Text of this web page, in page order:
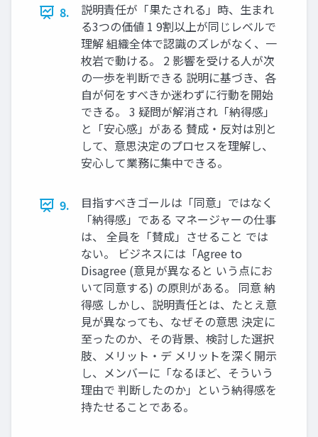
8.
説明責任が「果たされる」時、生まれ
る3つの価値 1 9割以上が同じレベルで
理解 組織全体で認識のズレがなく、一
枚岩で動ける。 2 影響を受ける人が次
の一歩を判断できる 説明に基づき、各
自が何をすべきか迷わずに行動を開始
できる。 3 疑問が解消され「納得感」
と「安心感」がある 賛成・反対は別と
して、意思決定のプロセスを理解し、
安心して業務に集中できる。
9.
目指すべきゴールは「同意」ではなく
「納得感」である マネージャーの仕事
は、 全員を「賛成」させること では
ない。 ビジネスには「Agree to
Disagree (意見が異なると いう点にお
いて同意する) の原則がある。 同意 納
得感 しかし、説明責任とは、たとえ意
見が異なっても、なぜその意思 決定に
至ったのか、その背景、検討した選択
肢、メリット・デ メリットを深く開示
し、メンバーに「なるほど、そういう
理由で 判断したのか」という納得感を
持たせることである。